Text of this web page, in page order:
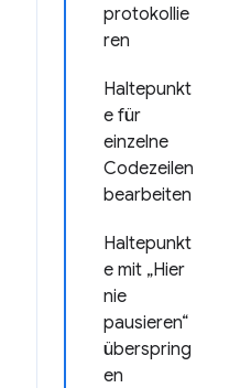
protokollie
ren
Haltepunkt
e für
einzelne
Codezeilen
bearbeiten
Haltepunkt
e mit „Hier
nie
pausieren“
überspring
en